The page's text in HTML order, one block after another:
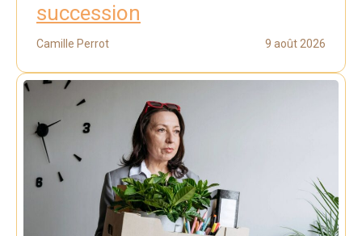
succession
Camille Perrot 9 août 2026